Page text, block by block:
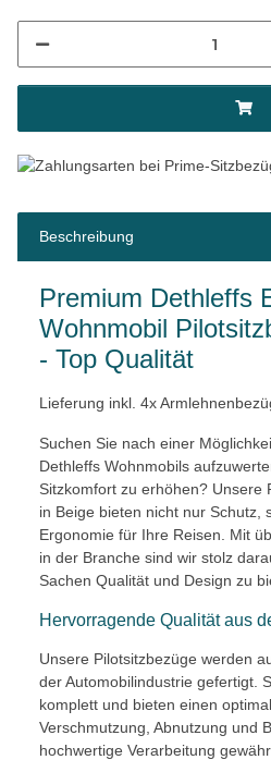
Beschreibung
Premium Dethleffs
Wohnmobil
- Top Qualität
Lieferung inkl. 4x
Suchen Sie nach einer
Dethleffs Wohnmobils
Sitzkomfort zu erhöhen? Unsere
in Beige bieten nicht nur Schutz,
Ergonomie für Ihre Reisen. Mit
in der Branche sind wir stolz
Sachen Qualität und Design zu
Hervorragende Qualität aus
Unsere Pilotsitzbezüge werden
der Automobilindustrie gefertigt.
komplett und bieten einen
Verschmutzung, Abnutzung und
hochwertige Verarbeitung